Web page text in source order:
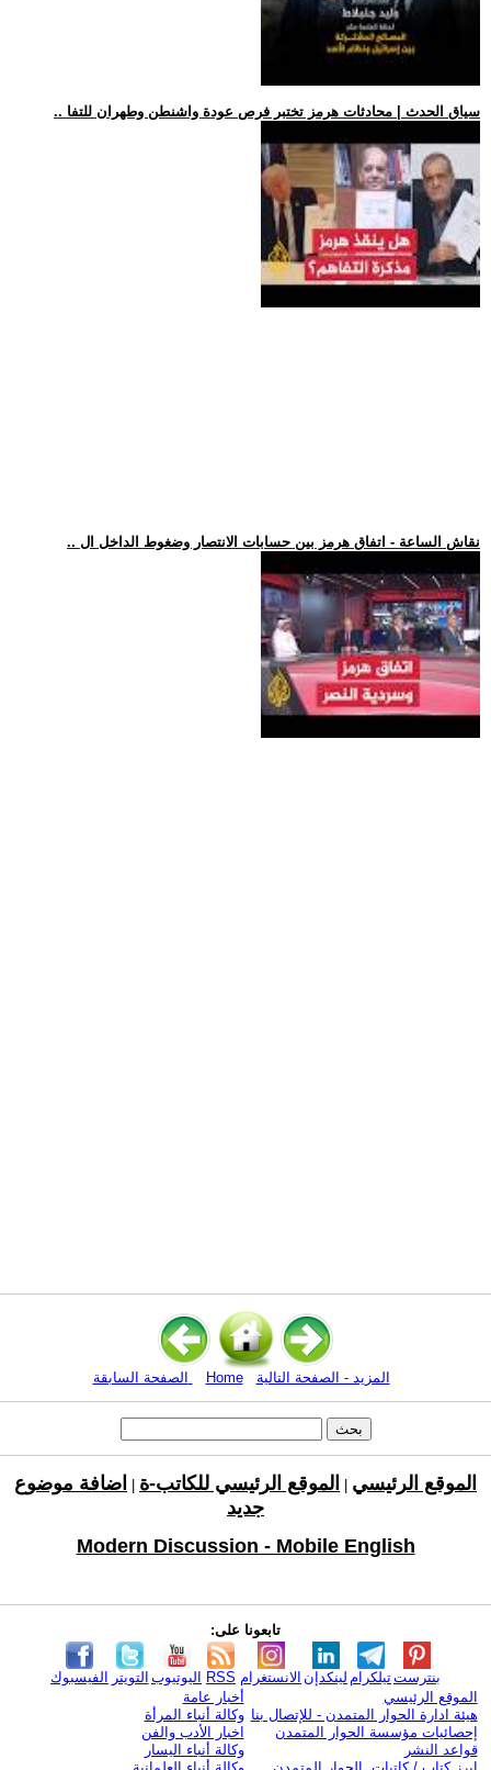
.. سياق الحدث | محادثات هرمز تختبر فرص عودة واشنطن وطهران للتفا
.. نقاش الساعة - اتفاق هرمز بين حسابات الانتصار وضغوط الداخل ال
Home المزيد - الصفحة التالية
الموقع الرئيسي الموقع الرئيسي للكاتب-ة
اضافة موضوع
جديد
Modern Discussion - Mobile English
تابعونا على:
الفيسبوك التويتر اليوتيوب RSS الانستغرام لينكدإن تيلكرامبنترست
الموقع الرئيسي
هيئة ادارة الحوار المتمدن - للإتصال بنا
إحصائيات مؤسسة الحوار المتمدن
قواعد النشر
أخبار عامة
وكالة أنباء المرأة
اخبار الأدب والفن
وكالة أنباء اليسار